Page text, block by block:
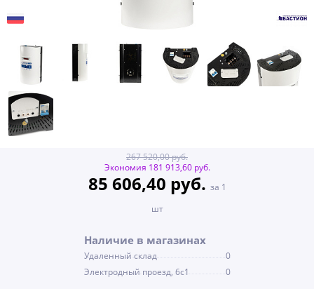
267 520,00 руб.
Экономия 181 913,60 руб.
85 606,40 руб. за 1
шт
Наличие в магазинах
Удаленный склад
0
Электродный проезд, 6с1
0